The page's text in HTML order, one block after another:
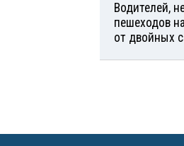
Водителей,
пешеходов
от двойных